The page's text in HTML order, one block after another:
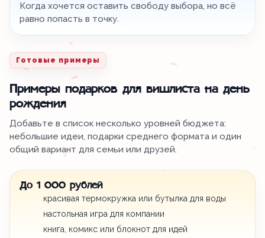
Когда хочется оставить свободу выбора, но всё
равно попасть в точку.
Готовые примеры
Примеры подарков для вишлиста на день
рождения
Добавьте в список несколько уровней бюджета:
небольшие идеи, подарки среднего формата и один
общий вариант для семьи или друзей.
До 1 000 рублей
красивая термокружка или бутылка для воды
настольная игра для компании
книга, комикс или блокнот для идей